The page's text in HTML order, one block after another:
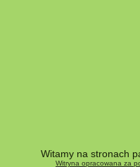
Witamy na stronach
Witryna opracowana za